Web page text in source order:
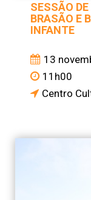
SESSÃO
BRASÃO E
INFANTE
13
11h00
Centro